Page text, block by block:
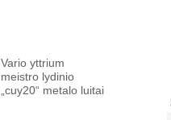
Vario yttrium
meistro lydinio
„cuy20“ metalo luitai